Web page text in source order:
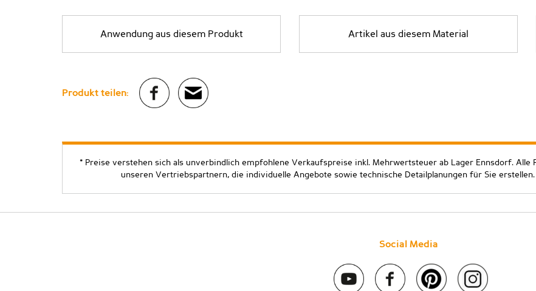
Anwendung aus diesem Produkt Artikel aus diesem Material
Produkt teilen:
* Preise verstehen sich als unverbindlich empfohlene Verkaufspreise inkl. Mehrwertsteuer ab Lager Ennsdorf. Alle
unseren Vertriebspartnern, die individuelle Angebote sowie technische Detailplanungen für Sie
Social Media